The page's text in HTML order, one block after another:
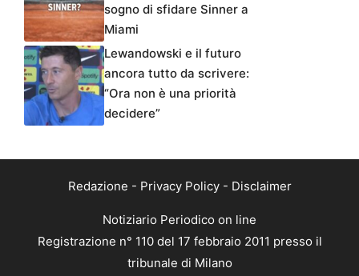
sogno di sfidare Sinner a
Miami
Lewandowski e il futuro
ancora tutto da scrivere:
“Ora non è una priorità
decidere”
Redazione - Privacy Policy- Disclaimer
Notiziario Periodico on line
Registrazione n° 110 del 17 febbraio 2011 presso il
tribunale di Milano